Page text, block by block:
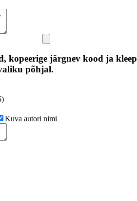
kopeerige järgnev kood ja
põhjal.
Kuva autori nimi